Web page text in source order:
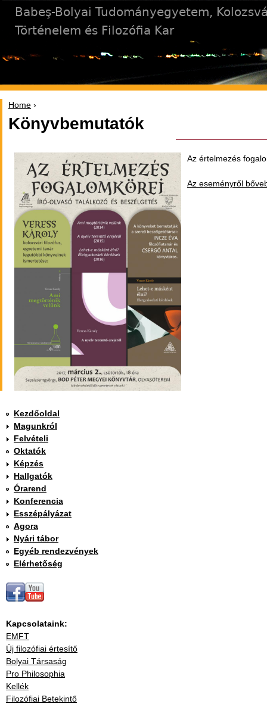
Jump to navigation
Babeş-Bolyai Tudományegyetem,
Történelem és Filozófia Kar
You are here
Home ›
Könyvbemutatók
Az értelmezés
Az eseményről
Kezdőoldal
Magunkról
Felvételi
Oktatók
Képzés
Hallgatók
Órarend
Konferencia
Esszépályázat
Agora
Nyári tábor
Egyéb rendezvények
Elérhetőség
Kapcsolataink:
EMFT
Új filozófiai értesítő
Bolyai Társaság
Pro Philosophia
Kellék
Filozófiai Betekintő